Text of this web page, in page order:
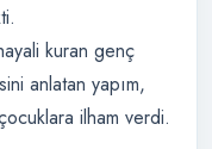
kuran genç
anlatan yapım,
ilham verdi.